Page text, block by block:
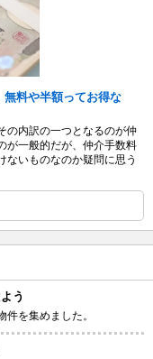
料や半額ってお得な
の内訳の一つとなるのが仲
が一般的だが、仲介手数料
ないものなのか疑問に思う
う
を集めました。